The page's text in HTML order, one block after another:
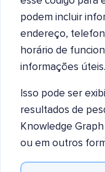
podem incluir
endereço,
horário de
informações úteis.
Isso pode ser
resultados de
Knowledge
ou em outros